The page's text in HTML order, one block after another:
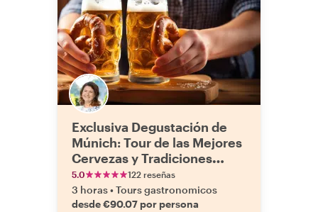
Exclusiva Degustación de
Múnich: Tour de las Mejores
Cervezas y Tradiciones
Bávaras
5.0 122 reseñas
3 horas•Tours gastronomicos
desde €90.07 por persona